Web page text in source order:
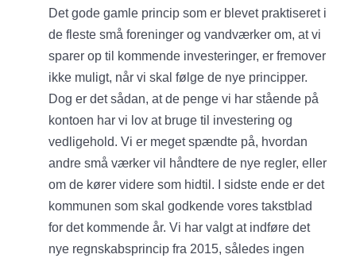
Det gode gamle princip som er blevet praktiseret i
de fleste små foreninger og vandværker om, at vi
sparer op til kommende investeringer, er fremover
ikke muligt, når vi skal følge de nye principper.
Dog er det sådan, at de penge vi har stående på
kontoen har vi lov at bruge til investering og
vedligehold. Vi er meget spændte på, hvordan
andre små værker vil håndtere de nye regler, eller
om de kører videre som hidtil. I sidste ende er det
kommunen som skal godkende vores takstblad
for det kommende år. Vi har valgt at indføre det
nye regnskabsprincip fra 2015, således ingen